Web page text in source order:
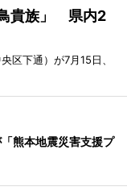
貴族」 県内2
区下通）が7月15日、
熊本地震災害支援プ